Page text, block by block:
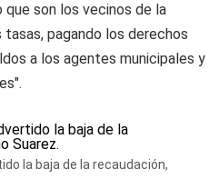
que son los vecinos de la
tasas, pagando los derechos
a los agentes municipales y
la baja de la recaudación,